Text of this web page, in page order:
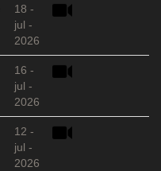
18 -
jul -
2026
16 -
jul -
2026
12 -
jul -
2026